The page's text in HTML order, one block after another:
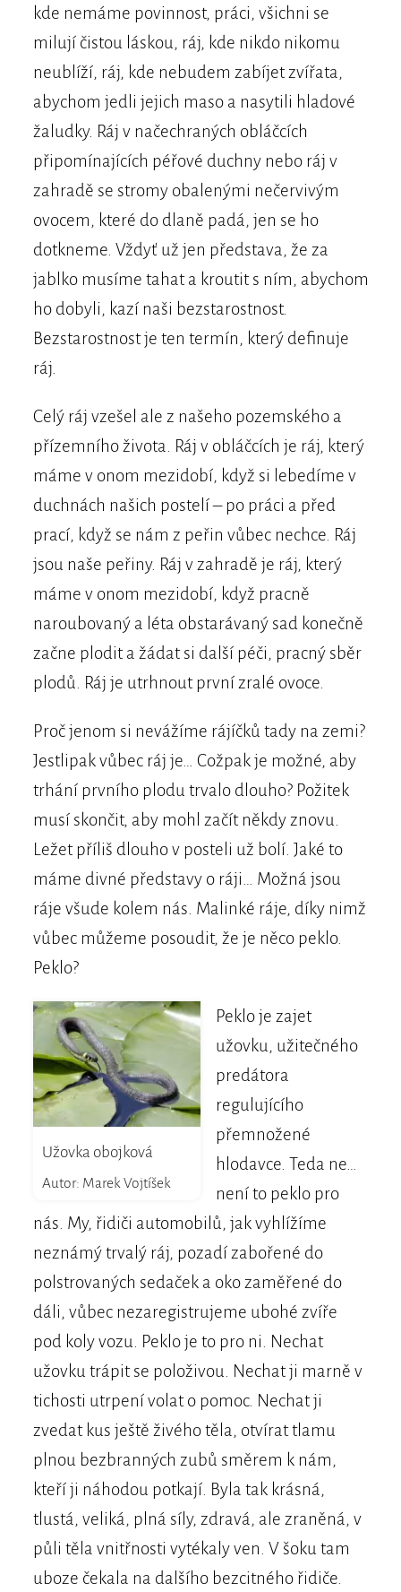
kde nemáme povinnost, práci, všichni se
milují čistou láskou, ráj, kde nikdo nikomu
neublíží, ráj, kde nebudem zabíjet zvířata,
abychom jedli jejich maso a nasytili hladové
žaludky. Ráj v načechraných obláčcích
připomínajících péřové duchny nebo ráj v
zahradě se stromy obalenými nečervivým
ovocem, které do dlaně padá, jen se ho
dotkneme. Vždyť už jen představa, že za
jablko musíme tahat a kroutit s ním, abychom
ho dobyli, kazí naši bezstarostnost.
Bezstarostnost je ten termín, který definuje
ráj.
Celý ráj vzešel ale z našeho pozemského a
přízemního života. Ráj v obláčcích je ráj, který
máme v onom mezidobí, když si lebedíme v
duchnách našich postelí – po práci a před
prací, když se nám z peřin vůbec nechce. Ráj
jsou naše peřiny. Ráj v zahradě je ráj, který
máme v onom mezidobí, když pracně
naroubovaný a léta obstarávaný sad konečně
začne plodit a žádat si další péči, pracný sběr
plodů. Ráj je utrhnout první zralé ovoce.
Proč jenom si nevážíme rájíčků tady na zemi?
Jestlipak vůbec ráj je… Cožpak je možné, aby
trhání prvního plodu trvalo dlouho? Požitek
musí skončit, aby mohl začít někdy znovu.
Ležet příliš dlouho v posteli už bolí. Jaké to
máme divné představy o ráji… Možná jsou
ráje všude kolem nás. Malinké ráje, díky nimž
vůbec můžeme posoudit, že je něco peklo.
Peklo?
Užovka obojková
Autor: Marek Vojtíšek
Peklo je zajet
užovku, užitečného
predátora
regulujícího
přemnožené
hlodavce. Teda ne…
není to peklo pro
nás. My, řidiči automobilů, jak vyhlížíme
neznámý trvalý ráj, pozadí zabořené do
polstrovaných sedaček a oko zaměřené do
dáli, vůbec nezaregistrujeme ubohé zvíře
pod koly vozu. Peklo je to pro ni. Nechat
užovku trápit se položivou. Nechat ji marně v
tichosti utrpení volat o pomoc. Nechat ji
zvedat kus ještě živého těla, otvírat tlamu
plnou bezbranných zubů směrem k nám,
kteří ji náhodou potkají. Byla tak krásná,
tlustá, veliká, plná síly, zdravá, ale zraněná, v
půli těla vnitřnosti vytékaly ven. V šoku tam
uboze čekala na dalšího bezcitného řidiče.